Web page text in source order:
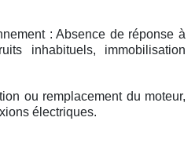
: Absence de réponse à
inhabituels, immobilisation
ou remplacement du moteur,
électriques.